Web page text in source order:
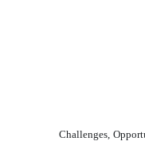
Challenges,